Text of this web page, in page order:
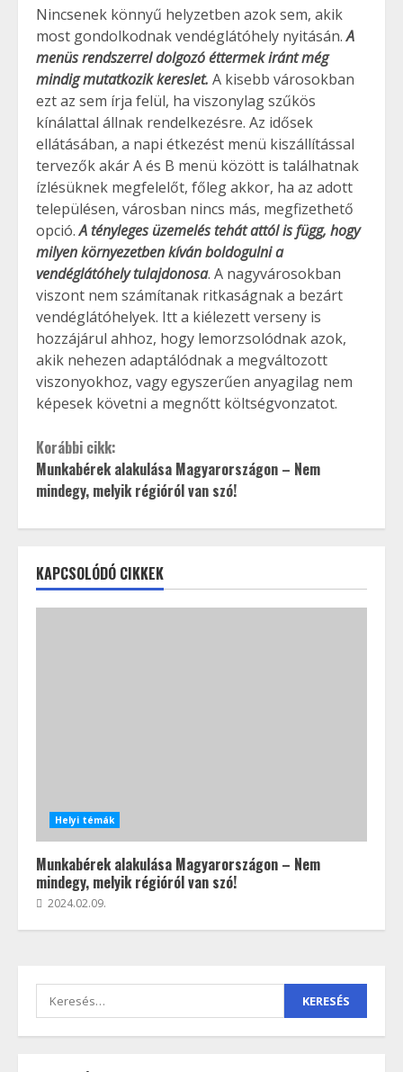
Nincsenek könnyű helyzetben azok sem, akik
most gondolkodnak vendéglátóhely nyitásán.A
menüs rendszerrel dolgozó éttermek iránt még
mindig mutatkozik kereslet. A kisebb városokban
ezt az sem írja felül, ha viszonylag szűkös
kínálattal állnak rendelkezésre. Az idősek
ellátásában, a napi étkezést menü kiszállítással
tervezők akár A és B menü között is találhatnak
ízlésüknek megfelelőt, főleg akkor, ha az adott
településen, városban nincs más, megfizethető
opció.A tényleges üzemelés tehát attól is függ, hogy
milyen környezetben kíván boldogulni a
vendéglátóhely tulajdonosa. A nagyvárosokban
viszont nem számítanak ritkaságnak a bezárt
vendéglátóhelyek. Itt a kiélezett verseny is
hozzájárul ahhoz, hogy lemorzsolódnak azok,
akik nehezen adaptálódnak a megváltozott
viszonyokhoz, vagy egyszerűen anyagilag nem
képesek követni a megnőtt költségvonzatot.
Korábbi cikk:
Munkabérek alakulása Magyarországon – Nem
mindegy, melyik régióról van szó!
KAPCSOLÓDÓ CIKKEK
Helyi témák
Munkabérek alakulása Magyarországon – Nem
mindegy, melyik régióról van szó!
2024.02.09.